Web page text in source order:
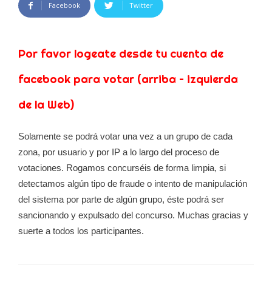
Facebook Twitter
Por favor logeate desde tu cuenta de
facebook para votar (arriba – izquierda
de la Web)
Solamente se podrá votar una vez a un grupo de cada
zona, por usuario y por IP a lo largo del proceso de
votaciones. Rogamos concurséis de forma limpia, si
detectamos algún tipo de fraude o intento de manipulación
del sistema por parte de algún grupo, éste podrá ser
sancionando y expulsado del concurso. Muchas gracias y
suerte a todos los participantes.